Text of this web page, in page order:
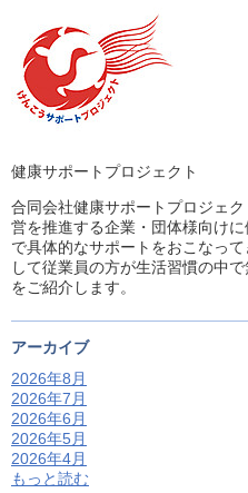
健康サポートプロジェクト
合同会社健康サポートプロジェ
営を推進する企業・団体様向け
で具体的なサポートをおこなっ
して従業員の方が生活習慣の中
をご紹介します。
アーカイブ
2026年8月
2026年7月
2026年6月
2026年5月
2026年4月
もっと読む